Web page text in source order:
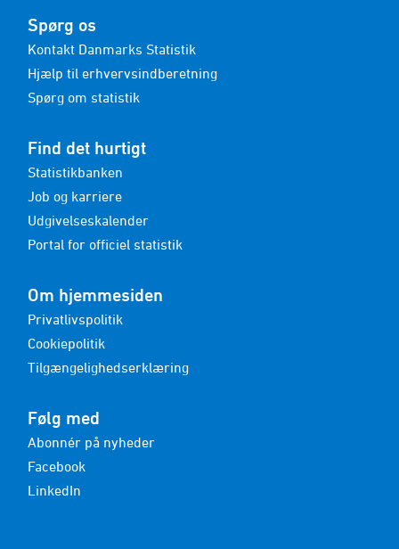
Spørg os
Kontakt Danmarks Statistik
Hjælp til erhvervsindberetning
Spørg om statistik
Find det hurtigt
Statistikbanken
Job og karriere
Udgivelseskalender
Portal for officiel statistik
Om hjemmesiden
Privatlivspolitik
Cookiepolitik
Tilgængelighedserklæring
Følg med
Abonnér på nyheder
Facebook
LinkedIn